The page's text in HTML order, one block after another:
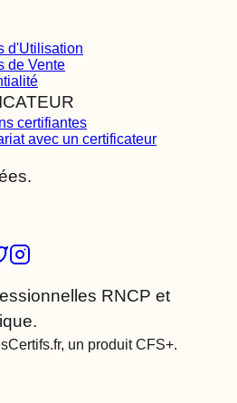
d'Utilisation
de Vente
certifiantes
avec un certificateur
RNCP et
un produit CFS+.